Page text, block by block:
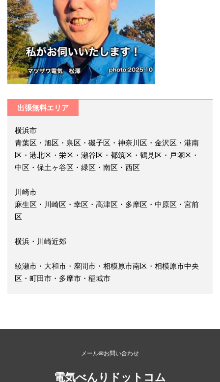
出張無料エリア
横浜市
青葉区・旭区・泉区・磯子区・神奈川区・金沢区・港南
区・港北区・栄区・瀬谷区・都筑区・鶴見区・戸塚区・
中区・保土ヶ谷区・緑区・南区・西区
川崎市
麻生区・川崎区・幸区・高津区・多摩区・中原区・宮前
区
横浜・川崎近郊
綾瀬市・大和市・座間市・相模原市南区・相模原市中央
区・町田市・多摩市・稲城市
メール✉お問い合わせ
電気べんりドットコム